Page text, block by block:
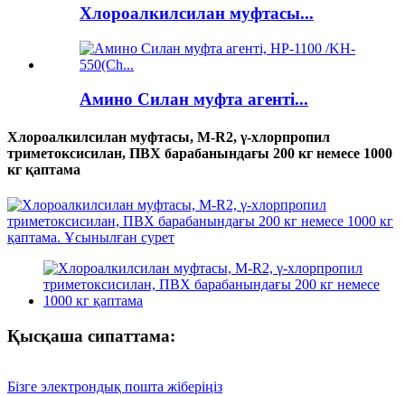
Хлороалкилсилан муфтасы...
Амино Силан муфта агенті...
Хлороалкилсилан муфтасы, M-R2, γ-хлорпропил
триметоксисилан, ПВХ барабанындағы 200 кг немесе 1000
кг қаптама
Қысқаша сипаттама:
Бізге электрондық пошта жіберіңіз